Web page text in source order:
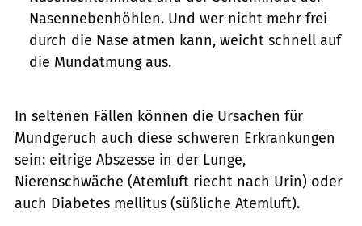
Nasennebenhöhlen. Und wer nicht mehr frei
durch die Nase atmen kann, weicht schnell auf
die Mundatmung aus.
In seltenen Fällen können die Ursachen für
Mundgeruch auch diese schweren Erkrankungen
sein: eitrige Abszesse in der Lunge,
Nierenschwäche (Atemluft riecht nach Urin) oder
auch Diabetes mellitus (süßliche Atemluft).